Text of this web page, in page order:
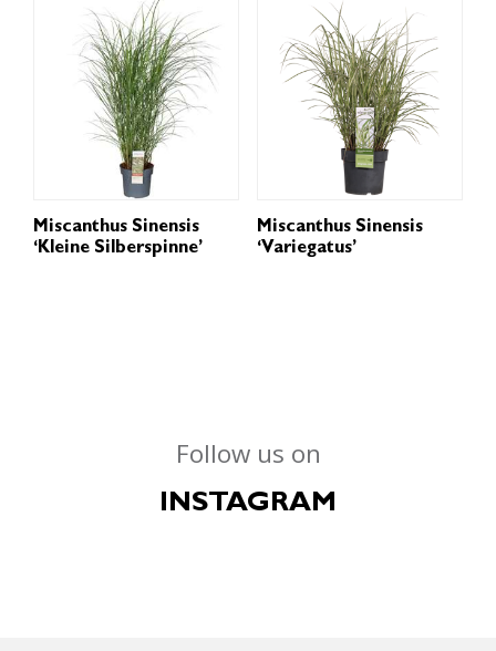
Miscanthus Sinensis
‘Kleine Silberspinne’
Miscanthus Sinensis
‘Variegatus’
Follow us on
INSTAGRAM